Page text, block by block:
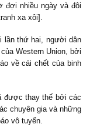
đợi nhiều ngày và đôi
xa xôi].
lần thứ hai, người dân
Western Union, bởi
về cái chết của binh
được thay thế bởi các
chuyên gia và những
vô tuyến.